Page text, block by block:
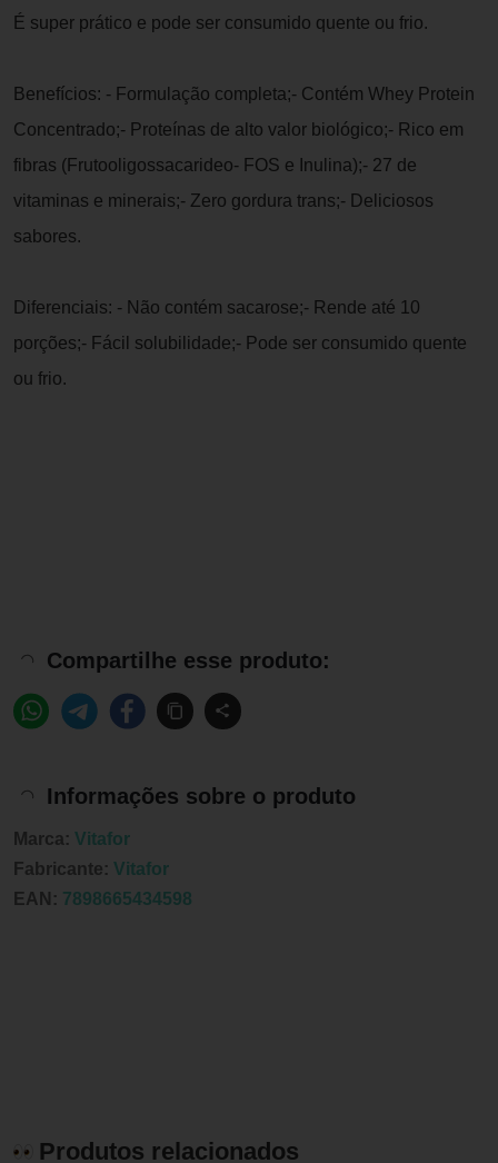
É super prático e pode ser consumido quente ou frio.
Benefícios: - Formulação completa;- Contém Whey Protein
Concentrado;- Proteínas de alto valor biológico;- Rico em
fibras (Frutooligossacarideo- FOS e Inulina);- 27 de
vitaminas e minerais;- Zero gordura trans;- Deliciosos
sabores.
Diferenciais: - Não contém sacarose;- Rende até 10
porções;- Fácil solubilidade;- Pode ser consumido quente
ou frio.
Compartilhe esse produto:
Informações sobre o produto
Marca: Vitafor
Fabricante: Vitafor
EAN: 7898665434598
Produtos relacionados